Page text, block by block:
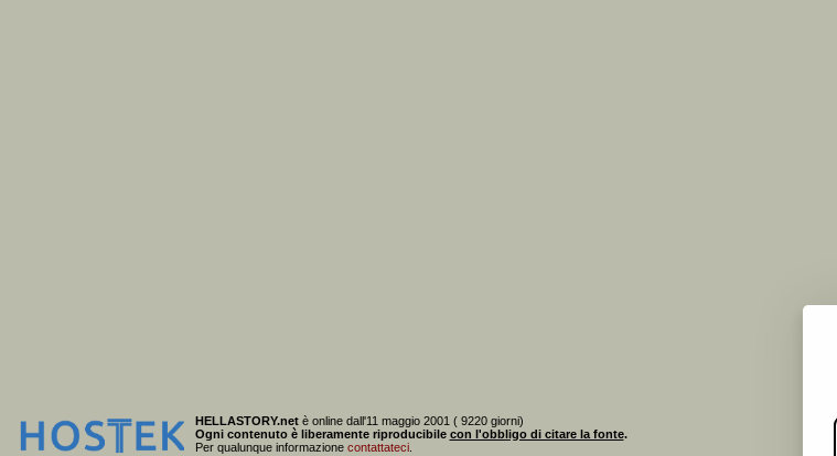
HELLASTORY.netè online dall'11 maggio 2001 ( 9220 giorni)
Ogni contenuto è liberamente riproducibile con l'obbligo di citare la fonte.
Per qualunque informazione contattateci.